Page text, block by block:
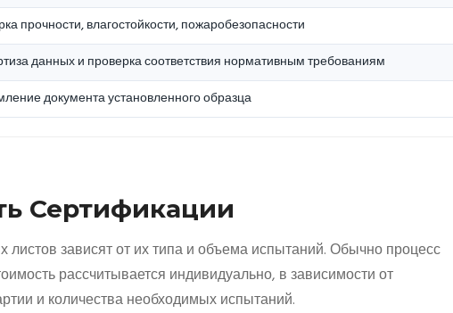
прочности, влагостойкости, пожаробезопасности
данных и проверка соответствия нормативным требованиям
документа установленного образца
Сертификации
листов зависят от их типа и объема испытаний. Обычно процесс
рассчитывается индивидуально, в зависимости от
и количества необходимых испытаний.